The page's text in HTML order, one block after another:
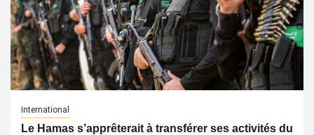
International
Le Hamas s’apprêterait à transférer ses activités du